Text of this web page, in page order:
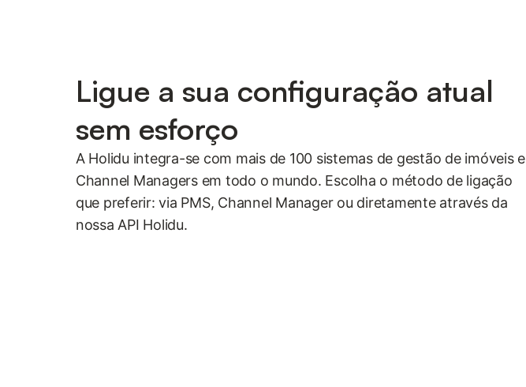
Ligue a sua configuração atual
sem esforço
A Holidu integra-se com mais de 100 sistemas de gestão de imóveis e
Channel Managers em todo o mundo. Escolha o método de ligação
que preferir: via PMS, Channel Manager ou diretamente através da
nossa API Holidu.